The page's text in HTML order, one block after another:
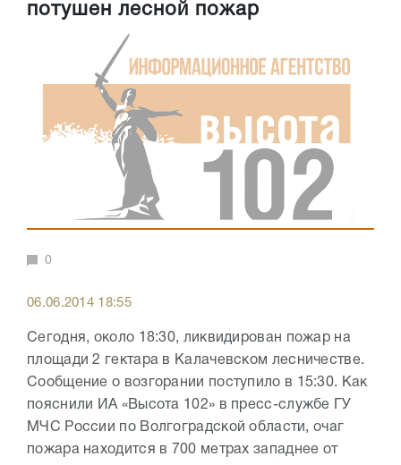
потушен лесной пожар
0
06.06.2014 18:55
Сегодня, около 18:30, ликвидирован пожар на
площади 2 гектара в Калачевском лесничестве.
Сообщение о возгорании поступило в 15:30. Как
пояснили ИА «Высота 102» в пресс-службе ГУ
МЧС России по Волгоградской области, очаг
пожара находится в 700 метрах западнее от